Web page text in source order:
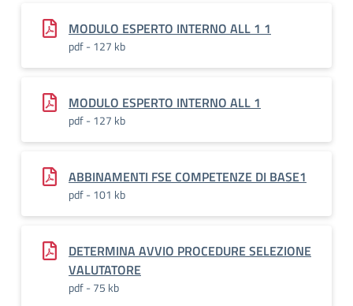
MODULO ESPERTO INTERNO ALL 1 1
pdf - 127 kb
MODULO ESPERTO INTERNO ALL 1
pdf - 127 kb
ABBINAMENTI FSE COMPETENZE DI BASE1
pdf - 101 kb
DETERMINA AVVIO PROCEDURE SELEZIONE
VALUTATORE
pdf - 75 kb